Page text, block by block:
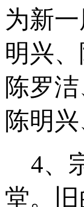
为新
明兴
陈罗
陈明
4、
堂。